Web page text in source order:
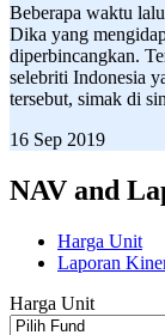
Beberapa waktu
Dika yang
diperbincangkan.
selebriti Indonesia
tersebut, simak di
16 Sep 2019
NAV and
Harga Unit
Laporan
Harga Unit